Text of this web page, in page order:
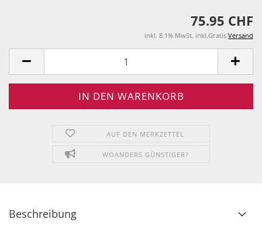
75.95 CHF
inkl. 8.1% MwSt. inkl.Gratis Versand
AUF DEN MERKZETTEL
WOANDERS GÜNSTIGER?
Beschreibung